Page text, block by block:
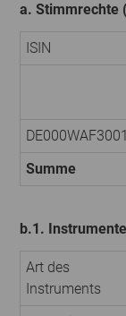
a. Stimmrechte
ISIN
DE000WAF3001
Summe
b.1.
Art des
Instruments